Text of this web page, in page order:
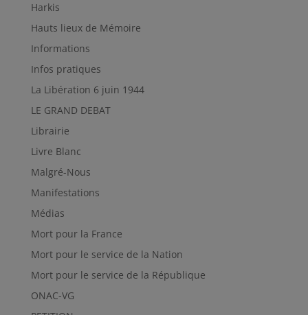
Harkis
Hauts lieux de Mémoire
Informations
Infos pratiques
La Libération 6 juin 1944
LE GRAND DEBAT
Librairie
Livre Blanc
Malgré-Nous
Manifestations
Médias
Mort pour la France
Mort pour le service de la Nation
Mort pour le service de la République
ONAC-VG